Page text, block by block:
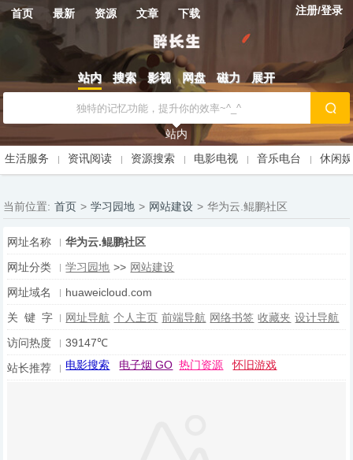
首页 最新 资源 文章 下载 注册/登录
站内 搜索 影视 网盘 磁力 展开
站内
生活服务
资讯阅读 资源搜索 电影电视 音乐电台 休闲
当前位置: 首页 > 学习园地 > 网站建设 > 华为云.鲲鹏社区
网址名称
华为云.鲲鹏社区
网址分类
学习园地 >> 网站建设
网址域名
huaweicloud.com
关 键 字
网址导航 个人主页 前端导航 网络书签 收藏夹 设计导航
访问热度
39147℃
站长推荐
电影搜索 电子烟 GO 热门资源 怀旧游戏